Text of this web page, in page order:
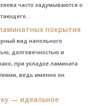
часто задумываются о
покрытия
вид напольного
долговечностью и
при укладке ламината
ведь именно он
— идеальное